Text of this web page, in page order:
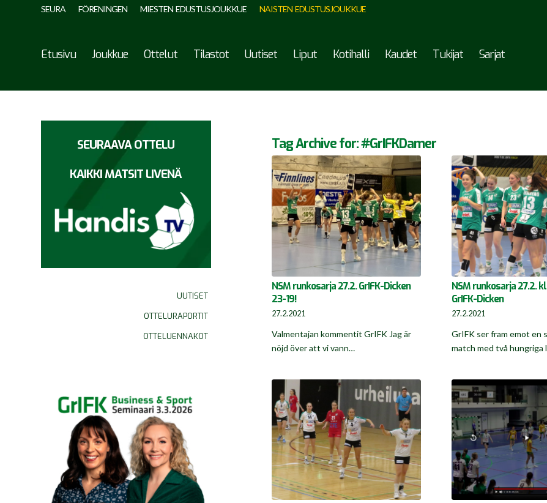
SEURA FÖRENINGEN MIESTEN EDUSTUSJOUKKUE NAISTEN EDUSTUSJOUKKUE
Etusivu Joukkue Ottelut Tilastot Uutiset Liput Kotihalli Kaudet Tukijat Sarjat
Tag Archive for:#GrIFKDamer
NSM runkosarja 27.2. GrIFK-Dicken
23-19!
27.2.2021
Valmentajan kommentit GrIFK Jag är
nöjd över att vi vann…
NSM runkosarja 27.2.
GrIFK-Dicken
27.2.2021
GrIFK ser fram emot en
match med två hungriga
SEURAAVA OTTELU
KAIKKI MATSIT LIVENÄ
UUTISET
OTTELURAPORTIT
OTTELUENNAKOT